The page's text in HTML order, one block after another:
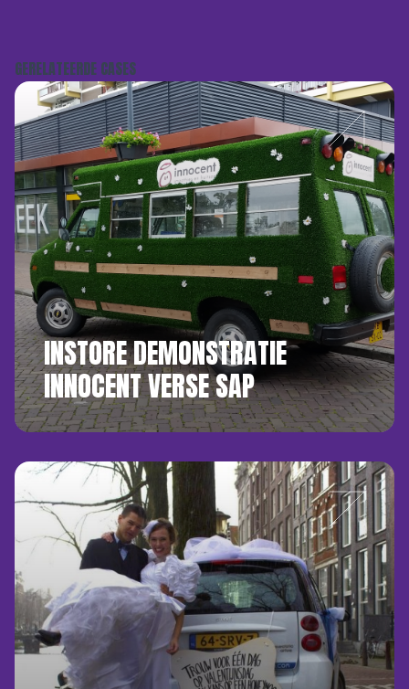
GERELATEERDE CASES
INSTORE DEMONSTRATIE
INNOCENT VERSE SAP